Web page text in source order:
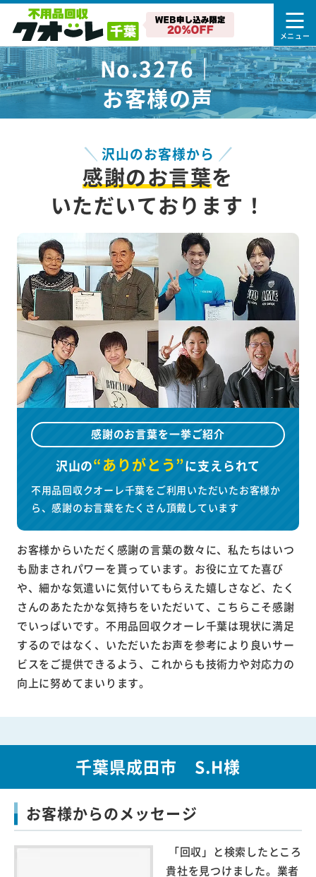
No.3276｜
お客様の声
沢山のお客様から
感謝のお言葉を
いただいております！
感謝のお言葉を一挙ご紹介
沢山の“ありがとう”に支えられて
不用品回収クオーレ千葉をご利用いただいたお客様か
ら、感謝のお言葉をたくさん頂戴しています
お客様からいただく感謝の言葉の数々に、私たちはいつ
も励まされパワーを貰っています。お役に立てた喜び
や、細かな気遣いに気付いてもらえた嬉しさなど、たく
さんのあたたかな気持ちをいただいて、こちらこそ感謝
でいっぱいです。不用品回収クオーレ千葉は現状に満足
するのではなく、いただいたお声を参考により良いサー
ビスをご提供できるよう、これからも技術力や対応力の
向上に努めてまいります。
千葉県成田市 S.H様
お客様からのメッセージ
「回収」と検索したところ
貴社を見つけました。業者